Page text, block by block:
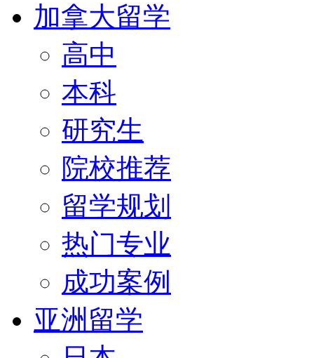
加拿大留学
高中
本科
研究生
院校推荐
留学规划
热门专业
成功案例
亚洲留学